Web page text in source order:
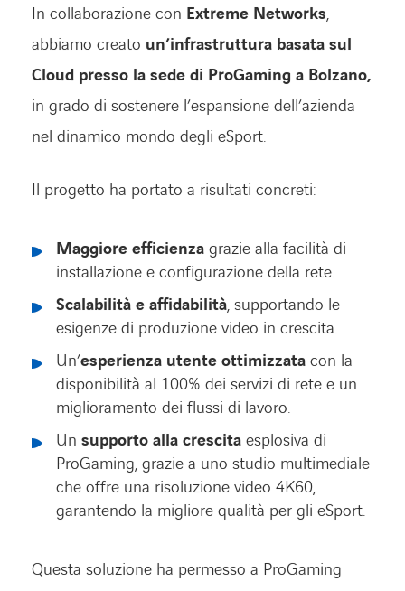
In collaborazione con Extreme Networks,
abbiamo creato un’infrastruttura basata sul
Cloud presso la sede di ProGaming a Bolzano,
in grado di sostenere l’espansione dell’azienda
nel dinamico mondo degli eSport.
Il progetto ha portato a risultati concreti:
Maggiore efficienza grazie alla facilità di
installazione e configurazione della rete.
Scalabilità e affidabilità, supportando le
esigenze di produzione video in crescita.
Un’esperienza utente ottimizzata con la
disponibilità al 100% dei servizi di rete e un
miglioramento dei flussi di lavoro.
Un supporto alla crescita esplosiva di
ProGaming, grazie a uno studio multimediale
che offre una risoluzione video 4K60,
garantendo la migliore qualità per gli eSport.
Questa soluzione ha permesso a ProGaming